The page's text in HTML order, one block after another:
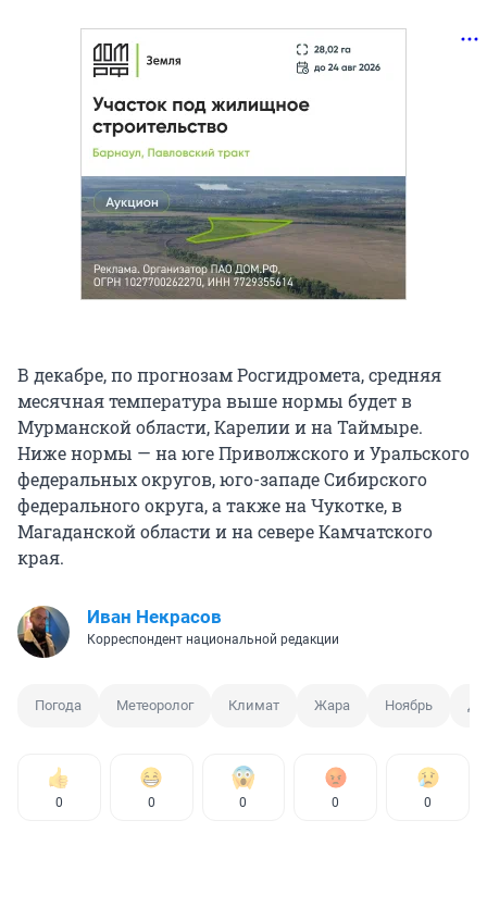
В декабре, по прогнозам Росгидромета, средняя
месячная температура выше нормы будет в
Мурманской области, Карелии и на Таймыре.
Ниже нормы — на юге Приволжского и Уральского
федеральных округов, юго-западе Сибирского
федерального округа, а также на Чукотке, в
Магаданской области и на севере Камчатского
края.
Иван Некрасов
Корреспондент национальной редакции
Погода Метеоролог Климат Жара Ноябрь
0 0 0 0 0